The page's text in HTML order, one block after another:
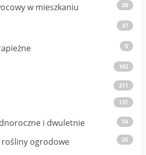
w mieszkaniu 20
37
5
102
211
137
i dwuletnie 74
rośliny ogrodowe 25